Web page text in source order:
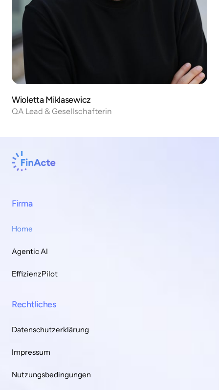
Wioletta Miklasewicz
QA Lead & Gesellschafterin
Firma
Home
Agentic AI
EffizienzPilot
Rechtliches
Datenschutzerklärung
Impressum
Nutzungsbedingungen